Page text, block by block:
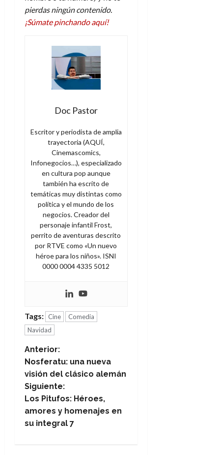
pierdas ningún contenido.
¡Súmate pinchando aquí!
Doc Pastor
Escritor y periodista de amplia
trayectoria (AQUÍ,
Cinemascomics,
Infonegocios…), especializado
en cultura pop aunque
también ha escrito de
temáticas muy distintas como
política y el mundo de los
negocios. Creador del
personaje infantil Frost,
perrito de aventuras descrito
por RTVE como «Un nuevo
héroe para los niños». ISNI
0000 0004 4335 5012
Tags: Cine
Comedia
Navidad
N
a
v
e
Anterior:
Nosferatu: una nueva
visión del clásico alemán
Siguiente:
Los Pitufos: Héroes,
amores y homenajes en
su integral 7